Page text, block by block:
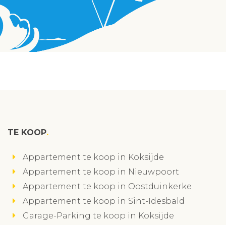
TE KOOP
Appartement te koop in Koksijde
Appartement te koop in Nieuwpoort
Appartement te koop in Oostduinkerke
Appartement te koop in Sint-Idesbald
Garage-Parking te koop in Koksijde